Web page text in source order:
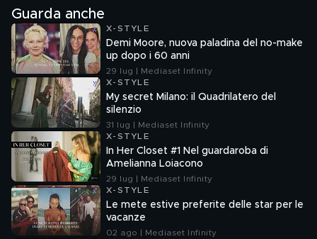
Guarda anche
X-STYLE
Demi Moore, nuova paladina del no-make
up dopo i 60 anni
29 lug | Mediaset Infinity
X-STYLE
My secret Milano: il Quadrilatero del
silenzio
31 lug | Mediaset Infinity
X-STYLE
In Her Closet #1 Nel guardaroba di
Amelianna Loiacono
29 lug | Mediaset Infinity
X-STYLE
Le mete estive preferite delle star per le
vacanze
02 ago | Mediaset Infinity